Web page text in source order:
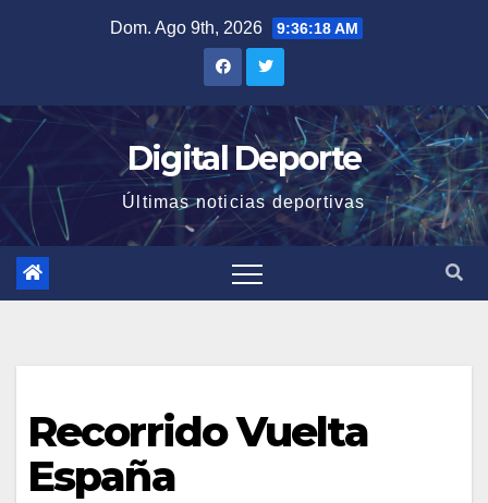
Dom. Ago 9th, 2026 9:36:19 AM
Digital Deporte
Últimas noticias deportivas
Recorrido Vuelta
España